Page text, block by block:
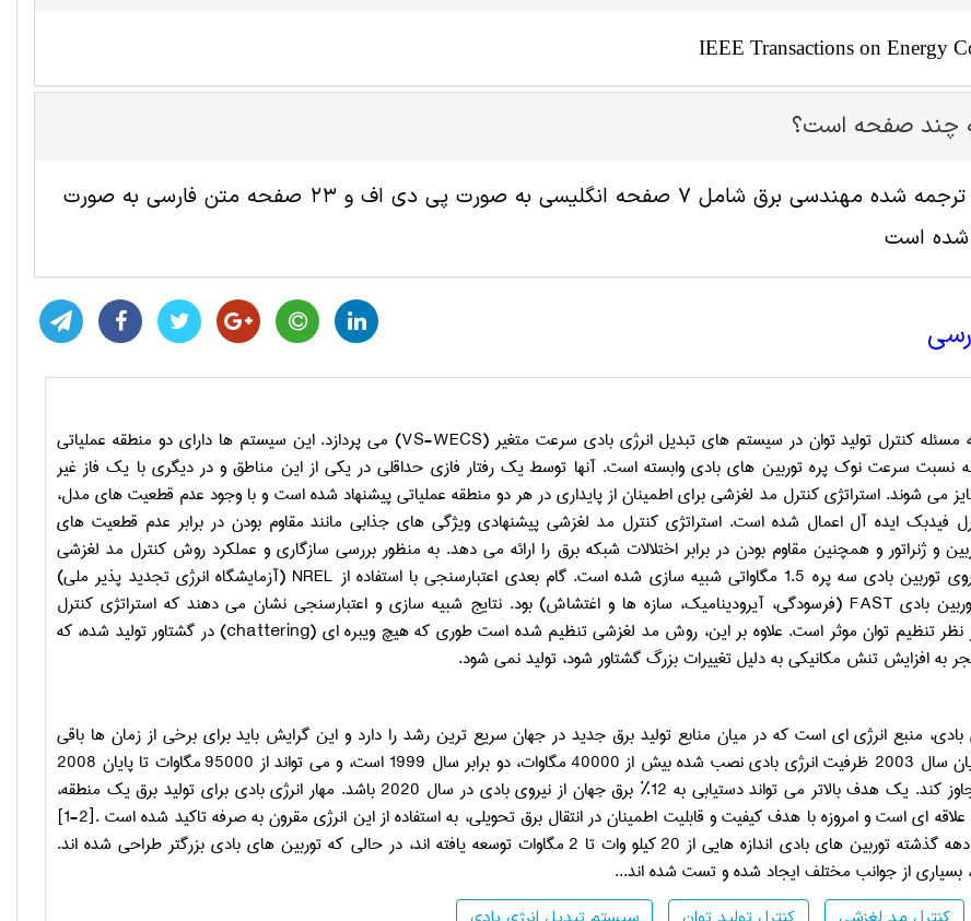
IEEE Transactions on Energy
چند صفحه است؟
این مقاله ترجمه شده مهندسی برق شامل 7 صفحه انگلیسی به صورت پی دی اف و 23 صفحه متن فارسی به صورت
شده است
مسئله کنترل تولید توان در سیستم های تبدیل انرژی بادی سرعت متغیر(VS-WECS) می پردازد. این سیستم ها دارای دو منطقه عملیاتی
نسبت سرعت نوک پره توربین های بادی وابسته است. آنها توسط یک رفتار فازی حداقلی در یکی از این مناطق و در دیگری با یک فاز غیر
می شوند. استراتژی کنترل مد لغزشی برای اطمینان از پایداری در هر دو منطقه عملیاتی پیشنهاد شده است و با وجود عدم قطعیت های مدل،
فیدبک ایده آل اعمال شده است. استراتژی کنترل مد لغزشی پیشنهادی ویژگی های جذابی مانند مقاوم بودن در برابر عدم قطعیت های
و ژنراتور و همچنین مقاوم بودن در برابر اختلالات شبکه برق را ارائه می دهد. به منظور بررسی سازگاری و عملکرد روش کنترل مد لغزشی
توربین بادی سه پره 1.5 مگاواتی شبیه سازی شده است. گام بعدی اعتبارسنجی با استفاده از NREL (آزمایشگاه انرژی تجدید پذیر ملی)
بادی FAST (فرسودگی، آیرودینامیک، سازه ها و اغتشاش) بود. نتایج شبیه سازی و اعتبارسنجی نشان می دهند که استراتژی کنترل
نظر تنظیم توان موثر است. علاوه بر این، روش مد لغزشی تنظیم شده است طوری که هیچ ویبره ای (chattering) در گشتاور تولید شده، که
به افزایش تنش مکانیکی به دلیل تغییرات بزرگ گشتاور شود، تولید نمی شود.
بادی، منبع انرژی ای است که در میان منابع تولید برق جدید در جهان سریع ترین رشد را دارد و این گرایش باید برای برخی از زمان ها باقی
بادی نصب شده بیش از
40000 مگاوات، دو برابر سال 1999 است، و می تواند از 95000مگاوات تا پایان 2008
12
٪ برق جهان از نیروی بادی در سال 2020 باشد. مهار انرژی بادی برای تولید برق یک منطقه،
ای است و امروزه با هدف کیفیت و قابلیت اطمینان در انتقال برق تحویلی، به استفاده از این انرژی مقرون به صرفه تاکید شده است[1-2].
گذشته توربین های بادی اندازه هایی از20کیلو وات تا 2 مگاوات توسعه یافته اند، در حالی که توربین های بادی بزرگتر طراحی شده اند.
بسیاری از جوانب مختلف ایجاد شده و تست شده اند...